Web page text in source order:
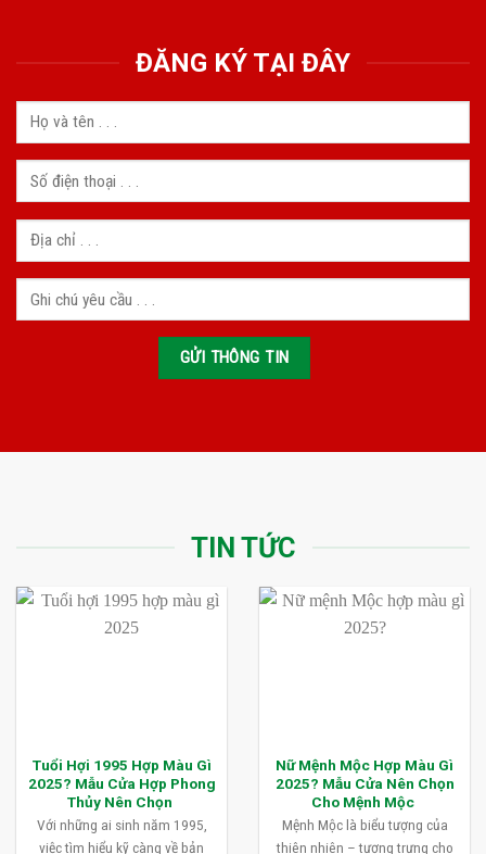
ĐĂNG KÝ TẠI ĐÂY
TIN TỨC
Tuổi Hợi 1995 Hợp Màu Gì
2025? Mẫu Cửa Hợp Phong
Thủy Nên Chọn
Với những ai sinh năm 1995,
việc tìm hiểu kỹ càng về bản
Nữ Mệnh Mộc Hợp Màu Gì
2025? Mẫu Cửa Nên Chọn
Cho Mệnh Mộc
Mệnh Mộc là biểu tượng của
thiên nhiên – tượng trưng cho